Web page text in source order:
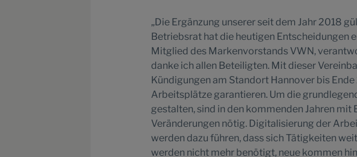
„Die Ergänzung unserer seit dem Jahr 2018
Betriebsrat hat die heutigen Entscheidungen
Mitglied des Markenvorstands VWN,
danke ich allen Beteiligten. Mit dieser
Kündigungen am Standort Hannover bis
Arbeitsplätze garantieren. Um die
gestalten, sind in den kommenden Jahren
Veränderungen nötig. Digitalisierung der
werden dazu führen, dass sich Tätigkeiten
werden nicht mehr benötigt, neue kommen